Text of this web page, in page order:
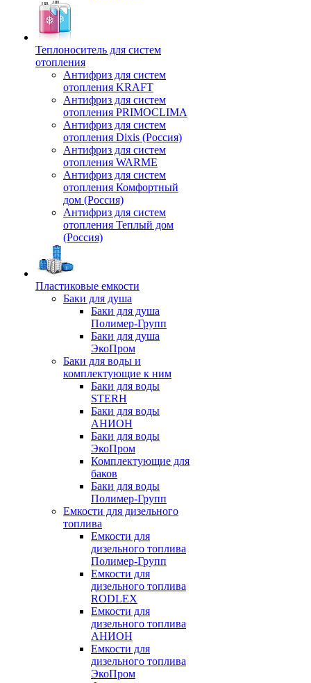
Теплоноситель для систем
отопления
Антифриз для систем
отопления KRAFT
Антифриз для систем
отопления PRIMOCLIMA
Антифриз для систем
отопления Dixis (Россия)
Антифриз для систем
отопления WARME
Антифриз для систем
отопления Комфортный
дом (Россия)
Антифриз для систем
отопления Теплый дом
(Россия)
Пластиковые емкости
Баки для душа
Баки для душа
Полимер-Групп
Баки для душа
ЭкоПром
Баки для воды и
комплектующие к ним
Баки для воды
STERH
Баки для воды
АНИОН
Баки для воды
ЭкоПром
Комплектующие для
баков
Баки для воды
Полимер-Групп
Емкости для дизельного
топлива
Емкости для
дизельного топлива
Полимер-Групп
Емкости для
дизельного топлива
RODLEX
Емкости для
дизельного топлива
АНИОН
Емкости для
дизельного топлива
ЭкоПром